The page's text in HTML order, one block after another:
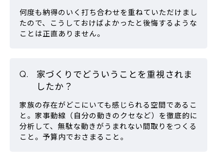
何度も納得のいく打ち合わせを重ねていただけまし
たので、こうしておけばよかったと後悔するような
ことは正直ありません。
家づくりでどういうことを重視されま
したか？
家族の存在がどこにいても感じられる空間であるこ
と。家事動線（自分の動きのクセなど）を徹底的に
分析して、無駄な動きがうまれない間取りをつくる
こと。予算内でおさまること。